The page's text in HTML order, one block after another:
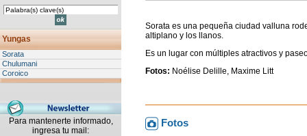
Yungas
Sorata
Chulumani
Coroico
Para mantenerte informado,
ingresa tu mail:
Sorata es una pequeña ciudad valluna
altiplano y los llanos.
Es un lugar con múltiples atractivos y
Fotos: Noélise Delille, Maxime Litt
Fotos